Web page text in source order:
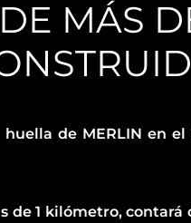
MÁS
de MERLIN en
de 1 kilómetro,